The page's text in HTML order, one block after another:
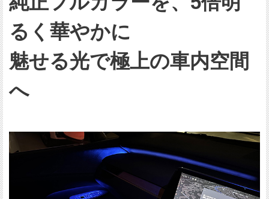
るく華やかに
魅せる光で極上の車内空間
へ